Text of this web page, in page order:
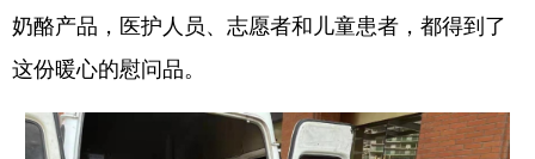
奶酪产品，医护人员、志愿者和儿童患者，都得到了
这份暖心的慰问品。